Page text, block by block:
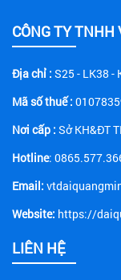
CÔNG TY
Địa chỉ : S25 - LK38 -
Mã số thuế :
Nơi cấp : Sở KH&ĐT
Hotline:
Email:
Website: https://
LIÊN HỆ